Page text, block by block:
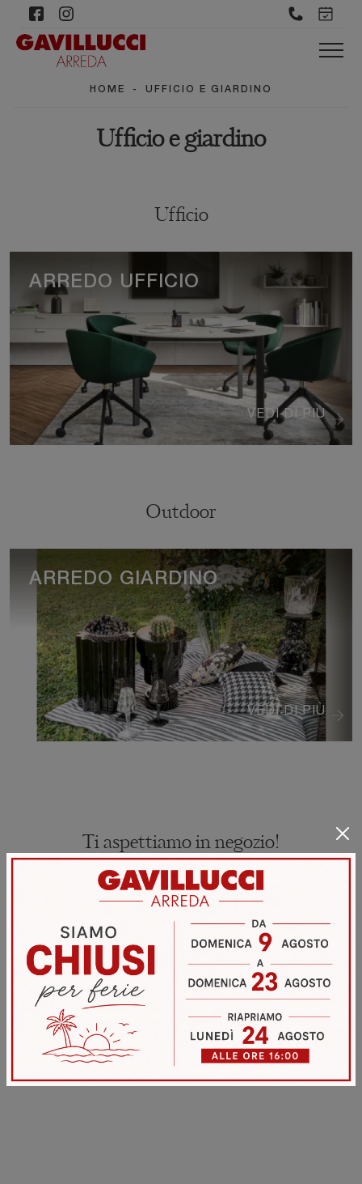
HOME - UFFICIO E GIARDINO
Ufficio e giardino
Ufficio
VEDI DI PIÙ
ARREDO UFFICIO
Outdoor
VEDI DI PIÙ
ARREDO GIARDINO
Ti aspettiamo in negozio!